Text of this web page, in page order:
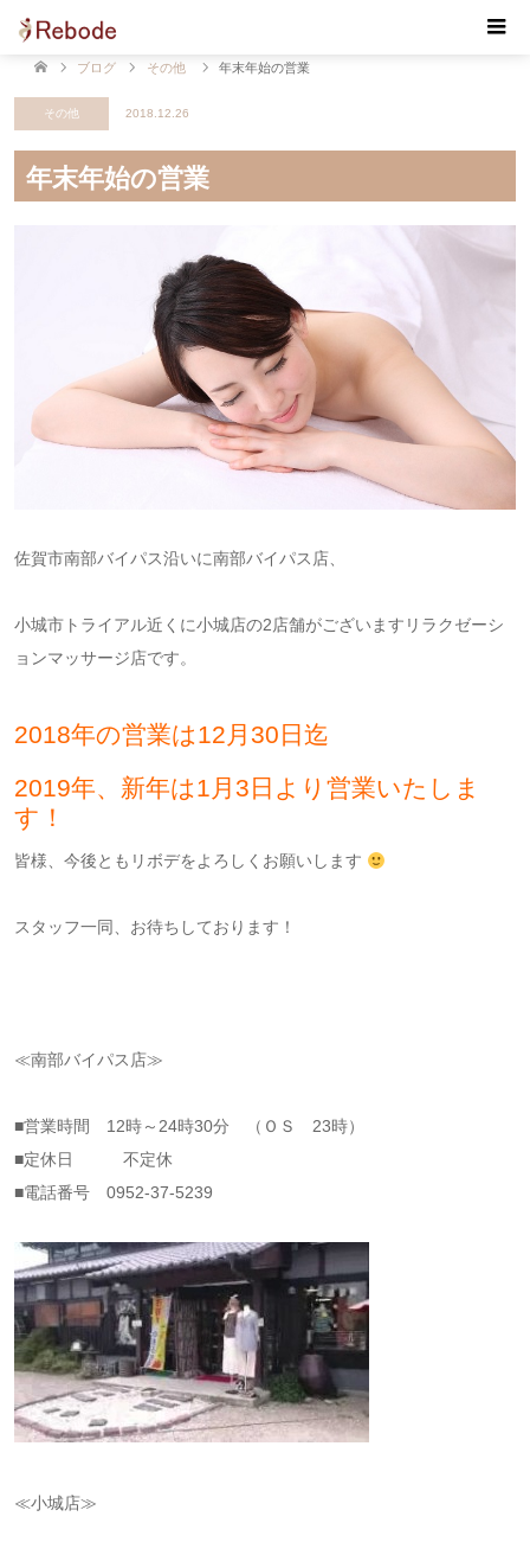
【Rebode・リボデ】マッサージ・リンパマッサージ・
もみほぐし 佐賀 小城
ブログ その他 年末年始の営業
その他 2018.12.26
年末年始の営業
佐賀市南部バイパス沿いに南部バイパス店、
小城市トライアル近くに小城店の2店舗がございますリラクゼーシ
ョンマッサージ店です。
2018年の営業は12月30日迄
2019年、新年は1月3日より営業いたしま
す！
皆様、今後ともリボデをよろしくお願いします
スタッフ一同、お待ちしております！
≪南部バイパス店≫
■営業時間 12時～24時30分 （ＯＳ 23時）
■定休日 不定休
■電話番号 0952-37-5239
≪小城店≫